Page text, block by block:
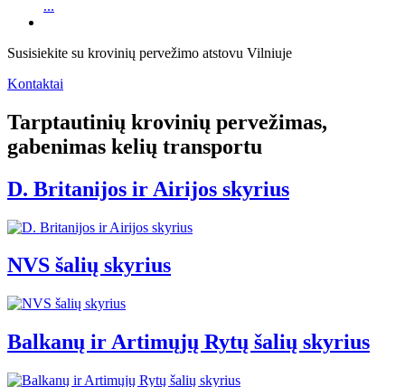
...
Susisiekite su krovinių pervežimo atstovu Vilniuje
Kontaktai
Tarptautinių krovinių pervežimas,
gabenimas kelių transportu
D. Britanijos ir Airijos skyrius
NVS šalių skyrius
Balkanų ir Artimųjų Rytų šalių skyrius